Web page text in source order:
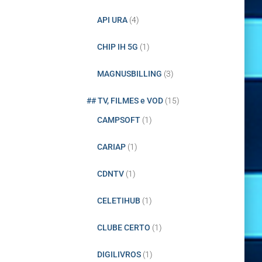
API URA (4)
CHIP IH 5G (1)
MAGNUSBILLING (3)
## TV, FILMES e VOD (15)
CAMPSOFT (1)
CARIAP (1)
CDNTV (1)
CELETIHUB (1)
CLUBE CERTO (1)
DIGILIVROS (1)